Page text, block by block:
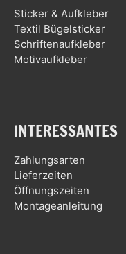
Sticker & Aufkleber
Textil Bügelsticker
Schriftenaufkleber
Motivaufkleber
INTERESSANTES
Zahlungsarten
Lieferzeiten
Öffnungszeiten
Montageanleitung